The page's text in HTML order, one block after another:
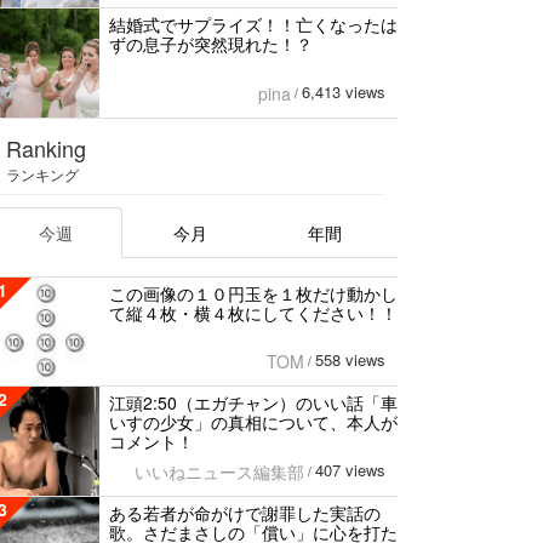
結婚式でサプライズ！！亡くなったは
ずの息子が突然現れた！？
pina / 6,413 views
Ranking
ランキング
今週 今月 年間
この画像の１０円玉を１枚だけ動かし
て縦４枚・横４枚にしてください！！
TOM / 558 views
江頭2:50（エガチャン）のいい話「車
いすの少女」の真相について、本人が
コメント！
いいねニュース編集部 / 407 views
ある若者が命がけで謝罪した実話の
歌。さだまさしの「償い」に心を打た